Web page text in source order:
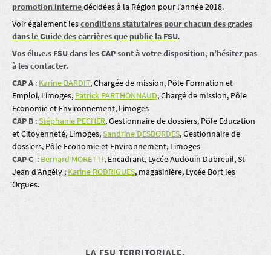
promotion internedécidées à la Région pour l’année 2018.
Voir également lesconditions statutaires pour chacun des grades
dans le Guide des carrières que publie la FSU.
Vos élu.e.s FSU dans les CAP sont à votre disposition, n’hésitez pas
à les contacter.
CAP A : Karine BARDIT, Chargée de mission, Pôle Formation et
Emploi, Limoges, Patrick PARTHONNAUD, Chargé de mission, Pôle
Economie et Environnement, Limoges
CAP B :Stéphanie PECHER, Gestionnaire de dossiers, Pôle Education
et Citoyenneté, Limoges,Sandrine DESBORDES, Gestionnaire de
dossiers, Pôle Economie et Environnement, Limoges
CAP C : Bernard MORETTI, Encadrant, Lycée Audouin Dubreuil, St
Jean d’Angély ; Karine RODRIGUES, magasinière, Lycée Bort les
Orgues.
LA FSU TERRITORIALE,